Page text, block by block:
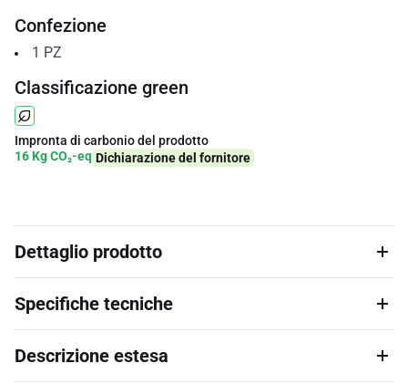
Confezione
1 PZ
Classificazione green
Impronta di carbonio del prodotto
16 Kg CO₂-eq Dichiarazione del fornitore
Dettaglio prodotto
Specifiche tecniche
Descrizione estesa